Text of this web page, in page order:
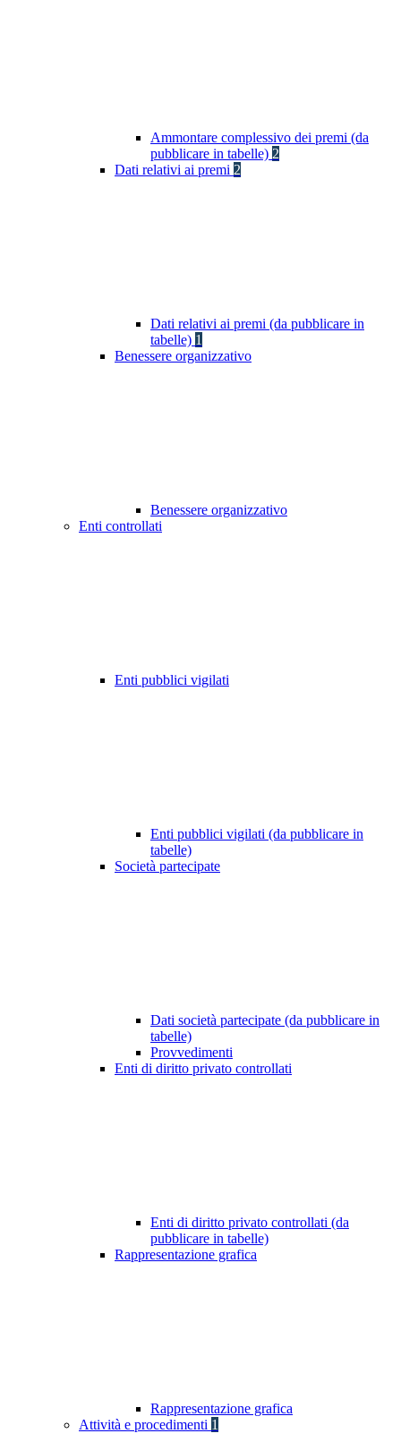
Ammontare complessivo dei premi (da
pubblicare in tabelle) 2
Dati relativi ai premi 2
Dati relativi ai premi (da pubblicare in
tabelle) 1
Benessere organizzativo
Benessere organizzativo
Enti controllati
Enti pubblici vigilati
Enti pubblici vigilati (da pubblicare in
tabelle)
Società partecipate
Dati società partecipate (da pubblicare in
tabelle)
Provvedimenti
Enti di diritto privato controllati
Enti di diritto privato controllati (da
pubblicare in tabelle)
Rappresentazione grafica
Rappresentazione grafica
Attività e procedimenti 1